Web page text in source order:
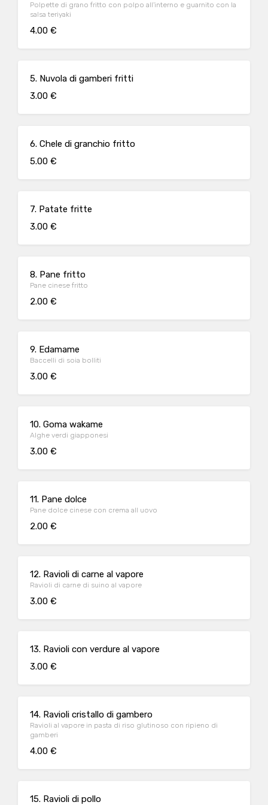
Polpette di grano fritto con polpo all'interno e guarnito con la
salsa teriyaki
4.00 €
5. Nuvola di gamberi fritti
3.00 €
6. Chele di granchio fritto
5.00 €
7. Patate fritte
3.00 €
8. Pane fritto
Pane cinese fritto
2.00 €
9. Edamame
Baccelli di soia bolliti
3.00 €
10. Goma wakame
Alghe verdi giapponesi
3.00 €
11. Pane dolce
Pane dolce cinese con crema all uovo
2.00 €
12. Ravioli di carne al vapore
Ravioli di carne di suino al vapore
3.00 €
13. Ravioli con verdure al vapore
3.00 €
14. Ravioli cristallo di gambero
Ravioli al vapore in pasta di riso glutinoso con ripieno di
gamberi
4.00 €
15. Ravioli di pollo